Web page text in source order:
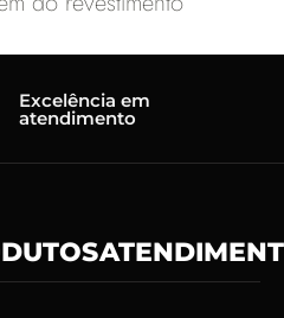
Excelência em
atendimento